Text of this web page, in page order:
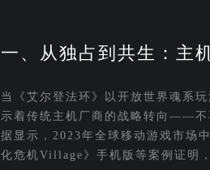
一、从独占到共生：主
当《艾尔登法环》以开放世界魂系
示着传统主机厂商的战略转向——不
据显示，2023年全球移动游戏市场
化危机Village》手机版等案例证明